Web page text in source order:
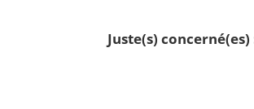
Juste(s) concerné(es)